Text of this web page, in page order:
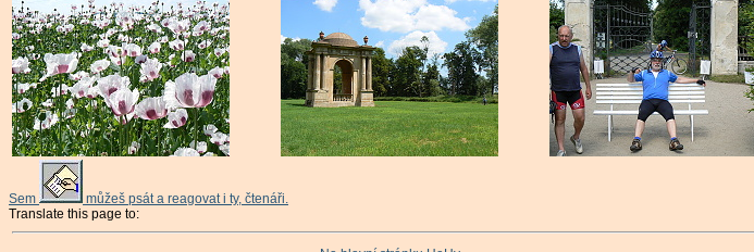
Sem
můžeš psát a reagovat i ty, čtenáři.
Translate this page to: